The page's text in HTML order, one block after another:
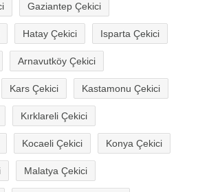
Gaziantep Çekici
Hatay Çekici Isparta Çekici
Arnavutköy Çekici
Kars Çekici Kastamonu Çekici
Kırklareli Çekici
Kocaeli Çekici Konya Çekici
Malatya Çekici